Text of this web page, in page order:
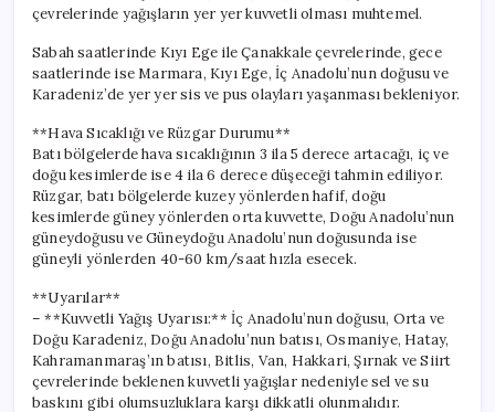
çevrelerinde yağışların yer yer kuvvetli olması muhtemel.
Sabah saatlerinde Kıyı Ege ile Çanakkale çevrelerinde, gece
saatlerinde ise Marmara, Kıyı Ege, İç Anadolu’nun doğusu ve
Karadeniz’de yer yer sis ve pus olayları yaşanması bekleniyor.
**Hava Sıcaklığı ve Rüzgar Durumu**
Batı bölgelerde hava sıcaklığının 3 ila 5 derece artacağı, iç ve
doğu kesimlerde ise 4 ila 6 derece düşeceği tahmin ediliyor.
Rüzgar, batı bölgelerde kuzey yönlerden hafif, doğu
kesimlerde güney yönlerden orta kuvvette, Doğu Anadolu’nun
güneydoğusu ve Güneydoğu Anadolu’nun doğusunda ise
güneyli yönlerden 40-60 km/saat hızla esecek.
**Uyarılar**
– **Kuvvetli Yağış Uyarısı:** İç Anadolu’nun doğusu, Orta ve
Doğu Karadeniz, Doğu Anadolu’nun batısı, Osmaniye, Hatay,
Kahramanmaraş’ın batısı, Bitlis, Van, Hakkari, Şırnak ve Siirt
çevrelerinde beklenen kuvvetli yağışlar nedeniyle sel ve su
baskını gibi olumsuzluklara karşı dikkatli olunmalıdır.